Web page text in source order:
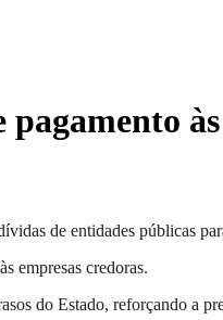
de entidades públicas
empresas credoras.
do Estado, reforçando a